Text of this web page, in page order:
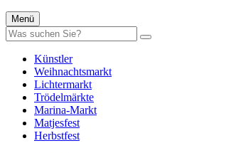
Menü
Künstler
Weihnachtsmarkt
Lichtermarkt
Trödelmärkte
Marina-Markt
Matjesfest
Herbstfest